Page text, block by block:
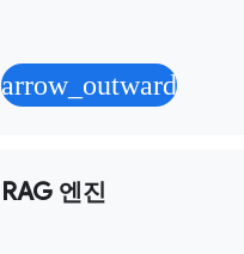
arrow_outward
RAG 엔진